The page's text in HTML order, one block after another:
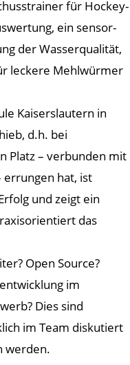
für Hockey-
ein sensor-
der Wasserqualität,
leckere Mehlwürmer
Kaiserslautern in
d.h. bei
Platz – verbunden mit
errungen hat, ist
und zeigt ein
das
Open Source?
im
Dies sind
im Team diskutiert
werden.